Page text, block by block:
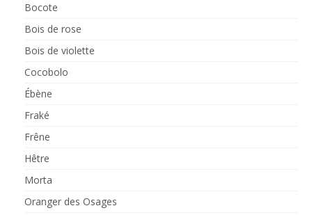
Bocote
Bois de rose
Bois de violette
Cocobolo
Ébène
Fraké
Frêne
Hêtre
Morta
Oranger des Osages